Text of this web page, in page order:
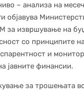
– анализа на
објавува
за извршување на
со принципите
и
јавните финансии.
за трошењата